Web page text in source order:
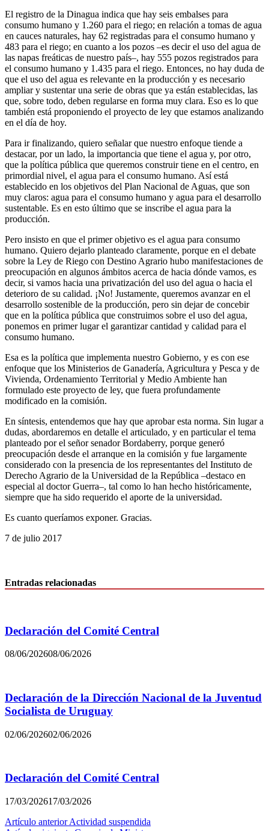
El registro de la Dinagua indica que hay seis embalses para
consumo humano y 1.260 para el riego; en relación a tomas de agua
en cauces naturales, hay 62 registradas para el consumo humano y
483 para el riego; en cuanto a los pozos –es decir el uso del agua de
las napas freáticas de nuestro país–, hay 555 pozos registrados para
el consumo humano y 1.435 para el riego. Entonces, no hay duda de
que el uso del agua es relevante en la producción y es necesario
ampliar y sustentar una serie de obras que ya están establecidas, las
que, sobre todo, deben regularse en forma muy clara. Eso es lo que
también está proponiendo el proyecto de ley que estamos analizando
en el día de hoy.
Para ir finalizando, quiero señalar que nuestro enfoque tiende a
destacar, por un lado, la importancia que tiene el agua y, por otro,
que la política pública que queremos construir tiene en el centro, en
primordial nivel, el agua para el consumo humano. Así está
establecido en los objetivos del Plan Nacional de Aguas, que son
muy claros: agua para el consumo humano y agua para el desarrollo
sustentable. Es en esto último que se inscribe el agua para la
producción.
Pero insisto en que el primer objetivo es el agua para consumo
humano. Quiero dejarlo planteado claramente, porque en el debate
sobre la Ley de Riego con Destino Agrario hubo manifestaciones de
preocupación en algunos ámbitos acerca de hacia dónde vamos, es
decir, si vamos hacia una privatización del uso del agua o hacia el
deterioro de su calidad. ¡No! Justamente, queremos avanzar en el
desarrollo sostenible de la producción, pero sin dejar de concebir
que en la política pública que construimos sobre el uso del agua,
ponemos en primer lugar el garantizar cantidad y calidad para el
consumo humano.
Esa es la política que implementa nuestro Gobierno, y es con ese
enfoque que los Ministerios de Ganadería, Agricultura y Pesca y de
Vivienda, Ordenamiento Territorial y Medio Ambiente han
formulado este proyecto de ley, que fuera profundamente
modificado en la comisión.
En síntesis, entendemos que hay que aprobar esta norma. Sin lugar a
dudas, abordaremos en detalle el articulado, y en particular el tema
planteado por el señor senador Bordaberry, porque generó
preocupación desde el arranque en la comisión y fue largamente
considerado con la presencia de los representantes del Instituto de
Derecho Agrario de la Universidad de la República –destaco en
especial al doctor Guerra–, tal como lo han hecho históricamente,
siempre que ha sido requerido el aporte de la universidad.
Es cuanto queríamos exponer. Gracias.
7 de julio 2017
Entradas relacionadas
Declaración del Comité Central
08/06/202608/06/2026
Declaración de la Dirección Nacional de la Juventud
Socialista de Uruguay
02/06/202602/06/2026
Declaración del Comité Central
17/03/202617/03/2026
Navegación
Artículo anterior Actividad suspendida